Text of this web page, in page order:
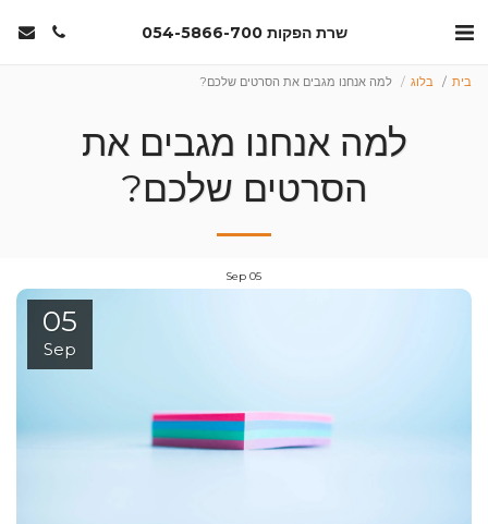
שרת הפקות 054-5866-700
בית בלוג למה אנחנו מגבים את הסרטים שלכם?
למה אנחנו מגבים את
הסרטים שלכם?
05
Sep
05
Sep